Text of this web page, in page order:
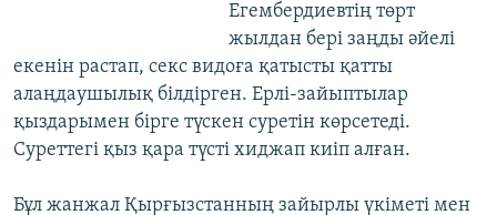
Егембердиевтің төрт
жылдан бері заңды әйелі
екенін растап, секс видоға қатысты қатты
алаңдаушылық білдірген. Ерлі-зайыптылар
қыздарымен бірге түскен суретін көрсетеді.
Суреттегі қыз қара түсті хиджап киіп алған.
Бұл жанжал Қырғызстанның зайырлы үкіметі мен